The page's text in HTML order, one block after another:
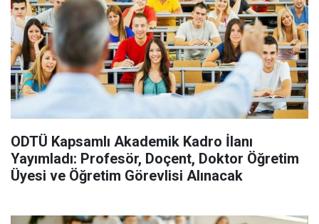
ODTÜ Kapsamlı Akademik Kadro İlanı
Yayımladı: Profesör, Doçent, Doktor Öğretim
Üyesi ve Öğretim Görevlisi Alınacak